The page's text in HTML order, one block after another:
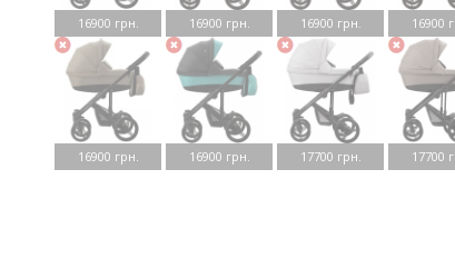
16900 грн. 16900 грн. 16900 грн. 16900
16900 грн. 16900 грн. 17700 грн. 17700